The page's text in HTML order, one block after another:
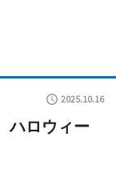
2025.10.16
ハロウィー